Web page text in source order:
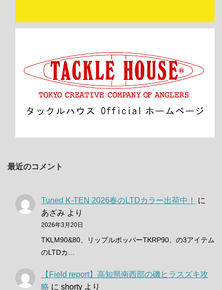
最近のコメント
Tuned K-TEN 2026春のLTDカラー出荷中！
に
あざみ より
2026年3月20日
TKLM90&80、リップルポッパーTKRP90、の3アイテム
のLTDカ…
【Field report】高知県南西部の磯ヒラスズキ攻
略 に shorty より